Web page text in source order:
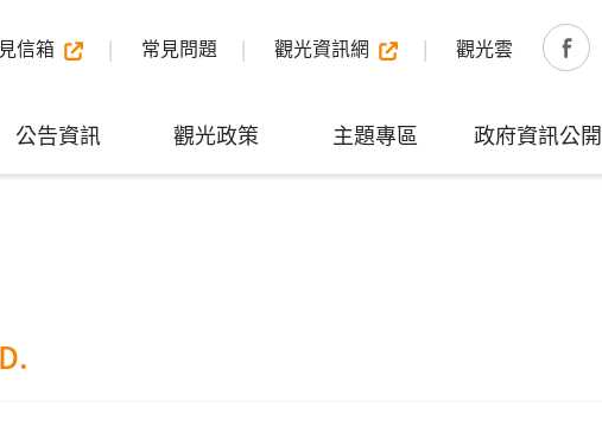
信箱 常見問題 觀光資訊網 觀光雲
公告資訊 觀光政策 主題專區 政府資訊公開